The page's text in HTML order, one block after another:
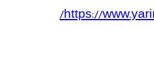
https://
/